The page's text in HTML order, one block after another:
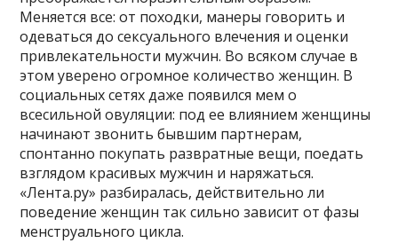
Меняется все: от походки, манеры говорить и
одеваться до сексуального влечения и оценки
привлекательности мужчин. Во всяком случае в
этом уверено огромное количество женщин. В
социальных сетях даже появился мем о
всесильной овуляции: под ее влиянием женщины
начинают звонить бывшим партнерам,
спонтанно покупать развратные вещи, поедать
взглядом красивых мужчин и наряжаться.
«Лента.ру» разбиралась, действительно ли
поведение женщин так сильно зависит от фазы
менструального цикла.